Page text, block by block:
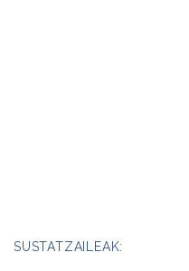
SUSTATZAILEAK: